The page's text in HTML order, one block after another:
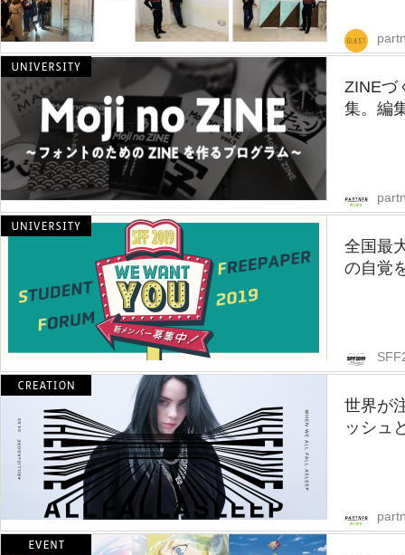
ZINEづ
集。編
全国最
の自覚
世界が
ッシュ